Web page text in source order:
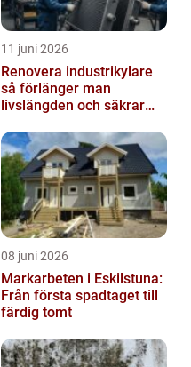
11 juni 2026
Renovera industrikylare
så förlänger man
livslängden och säkrar
08 juni 2026
Markarbeten i Eskilstuna:
Från första spadtaget till
färdig tomt